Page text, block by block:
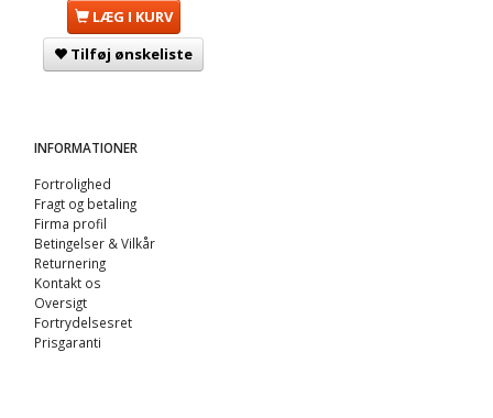
LÆG I KURV
Tilføj ønskeliste
INFORMATIONER
Fortrolighed
Fragt og betaling
Firma profil
Betingelser & Vilkår
Returnering
Kontakt os
Oversigt
Fortrydelsesret
Prisgaranti